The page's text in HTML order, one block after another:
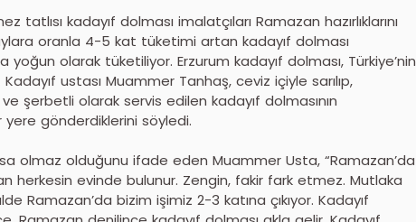
tatlısı kadayıf dolması imalatçıları Ramazan hazırlıklarını
oranla 4-5 kat tüketimi artan kadayıf dolması
olarak tüketiliyor. Erzurum kadayıf dolması, Türkiye’nin
ustası Muammer Tanhaş, ceviz içiyle sarılıp,
şerbetli olarak servis edilen kadayıf dolmasının
gönderdiklerini söyledi.
olmaz olduğunu ifade eden Muammer Usta, “Ramazan’da
herkesin evinde bulunur. Zengin, fakir fark etmez. Mutlaka
Ramazan’da bizim işimiz 2-3 katına çıkıyor. Kadayıf